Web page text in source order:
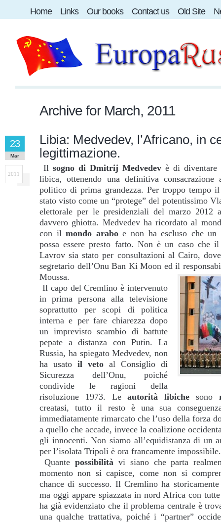
Home Links Our books Contact us Old Site
Archive for March, 2011
Libia: Medvedev, l’Africano, in
legittimazione.
23
Mar
2011
Il sogno di Dmitrij Medvedev è di diventare
libica, ottenendo una definitiva
politico di prima grandezza. Per troppo tempo
stato visto come un “protege” del potentissimo
elettorale per le presidenziali del marzo 2012
davvero ghiotta. Medvedev ha ricordato al
con ilmondo araboe non ha escluso che un
possa essere presto fatto. Non è un caso che
Lavrov sia stato per consultazioni al Cairo,
segretario dell’Onu Ban Ki Moon ed il
Moussa.
Il capo del Cremlino è intervenuto
in prima persona alla televisione
soprattutto per scopi di politica
interna e per fare chiarezza dopo
un imprevisto scambio di battute
pepate a distanza con Putin. La
Russia, ha spiegato Medvedev, non
ha usato il veto al Consiglio di
Sicurezza dell’Onu, poiché
condivide le ragioni della
risoluzione 1973. Leautorità libiche sono
creatasi, tutto il resto è una sua
immediatamente rimarcato che l’uso della forza
a quello che accade, invece la coalizione
gli innocenti. Non siamo all’equidistanza di un
per l’isolata Tripoli è ora francamente
Quante possibilitàvi siano che parta
momento non si capisce, come non si
chance di successo. Il Cremlino ha
ma oggi appare spiazzata in nord Africa con
ha già evidenziato che il problema centrale è
una qualche trattativa, poiché i “partner”